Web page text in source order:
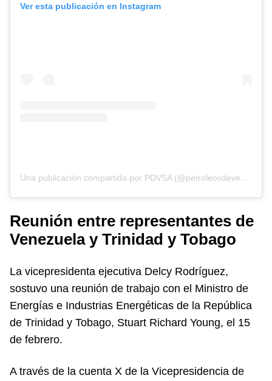
Ver esta publicación en Instagram
Reunión entre representantes de
Venezuela y Trinidad y Tobago
La vicepresidenta ejecutiva Delcy Rodríguez,
sostuvo una reunión de trabajo con el Ministro de
Energías e Industrias Energéticas de la República
de Trinidad y Tobago, Stuart Richard Young, el 15
de febrero.
A través de la cuenta X de la Vicepresidencia de